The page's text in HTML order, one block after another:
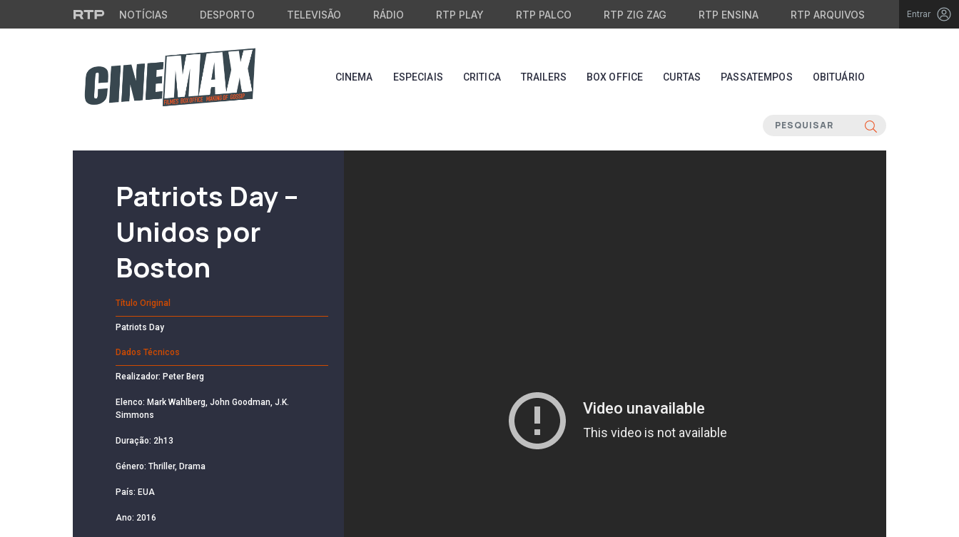
Saltar para o conteúdo principal
NOTÍCIAS DESPORTO TELEVISÃO RÁDIO RTP PLAY RTP PALCO RTP ZIG ZAG RTP ENSINA RTP ARQUIVOS Entrar
CINEMA ESPECIAIS CRITICA TRAILERS BOX OFFICE CURTAS PASSATEMPOS OBITUÁRIO
Patriots Day –
Unidos por
Boston
Título Original
Patriots Day
Dados Técnicos
Realizador: Peter Berg
Elenco: Mark Wahlberg, John Goodman, J.K.
Simmons
Duração: 2h13
Género: Thriller, Drama
País: EUA
Ano: 2016